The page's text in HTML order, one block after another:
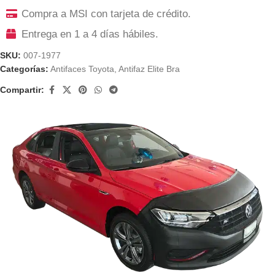
Compra a MSI con tarjeta de crédito.
Entrega en 1 a 4 días hábiles.
SKU: 007-1977
Categorías: Antifaces Toyota Antifaz Elite Bra
Compartir: